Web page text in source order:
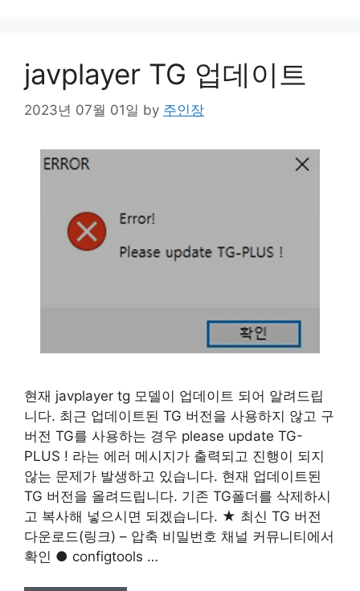
javplayer TG 업데이트
2023년 07월 01일 by 주인장
현재 javplayer tg 모델이 업데이트 되어 알려드립
니다. 최근 업데이트된 TG 버전을 사용하지 않고 구
버전 TG를 사용하는 경우 please update TG-
PLUS ! 라는 에러 메시지가 출력되고 진행이 되지
않는 문제가 발생하고 있습니다. 현재 업데이트된
TG 버전을 올려드립니다. 기존 TG폴더를 삭제하시
고 복사해 넣으시면 되겠습니다. ★ 최신 TG 버전
다운로드(링크) – 압축 비밀번호 채널 커뮤니티에서
확인 ● configtools …